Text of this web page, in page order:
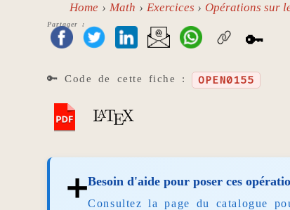
Home Math Exercices Opérations sur
Partager :
🔑
🔑 Code de cette fiche : OPEN0155
➕Besoin d'aide pour poser ces
Consultez la page du catalogue